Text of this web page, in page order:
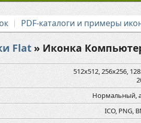
PDF-каталоги и примеры
Flat » Иконка
512x512, 256x256,
Нормальный,
ICO, PNG,